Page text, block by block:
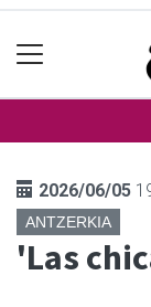
2026/06/05
ANTZERKIA
'Las